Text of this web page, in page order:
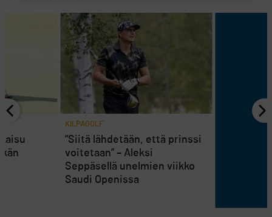
KILPAGOLF
”Siitä lähdetään, että prinssi
voitetaan” – Aleksi
Seppäsellä unelmien viikko
Saudi Openissa